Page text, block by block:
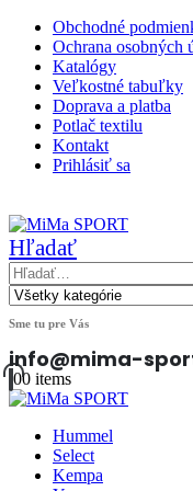
Obchodné
Ochrana osobných
Katalógy
Veľkostné tabuľky
Doprava a platba
Potlač textilu
Kontakt
Prihlásiť sa
Hľadať
Sme tu pre Vás
info@mima-
00 items
Hummel
Select
Kempa